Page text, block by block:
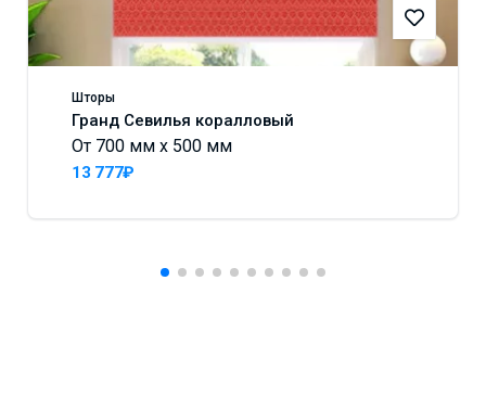
Шторы
Гранд Севилья коралловый
От 700 мм x 500 мм
13 777₽